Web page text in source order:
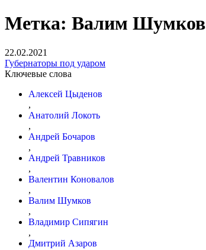
Метка: Валим Шумков
22.02.2021
Губернаторы под ударом
Ключевые слова
Алексей Цыденов
,
Анатолий Локоть
,
Андрей Бочаров
,
Андрей Травников
,
Валентин Коновалов
,
Валим Шумков
,
Владимир Сипягин
,
Дмитрий Азаров